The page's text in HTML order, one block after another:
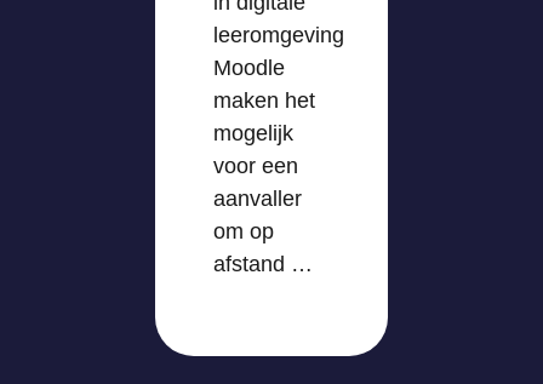
leeromgeving
Moodle
maken het
mogelijk
voor een
aanvaller
om op
afstand …